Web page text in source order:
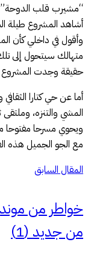
“مشيرب قلب الدوحة”
وأقول في داخلي كأن
متهالك سيتحول إلى
حقيقة وجدت
أما عن حي كتارا
المشي والتنزه،
ويحوي مسرحا مفتوحا
مع الجو الجميل هذه
المقال السابق
خواطر من
من جديد (1)